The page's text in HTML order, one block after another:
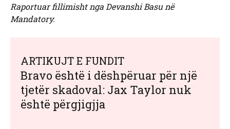
Raportuar fillimisht nga Devanshi Basu në
Mandatory.
ARTIKUJT E FUNDIT
Bravo është i dëshpëruar për një
tjetër skadoval: Jax Taylor nuk
është përgjigjja